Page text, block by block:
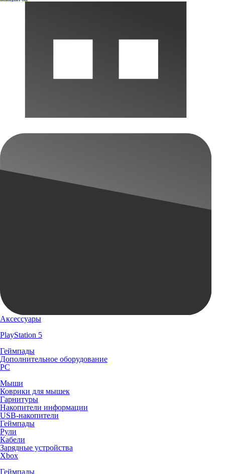
Аксессуары
PlayStation 5
Геймпады
Дополнительное оборудование
PC
Мыши
Коврики для мышек
Гарнитуры
Накопители информации
USB-накопители
Геймпады
Рули
Кабели
Зарядные устройства
Xbox
Геймпады